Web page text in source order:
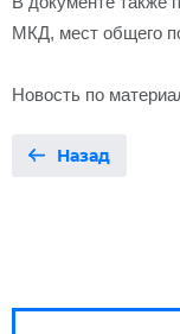
МКД, мест общего
Новость по
Назад